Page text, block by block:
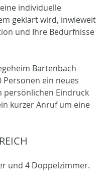
individuelle
geklärt wird, inwieweit
und Ihre Bedürfnisse
Bartenbach
ein neues
persönlichen Eindruck
kurzer Anruf um eine
und 4 Doppelzimmer.